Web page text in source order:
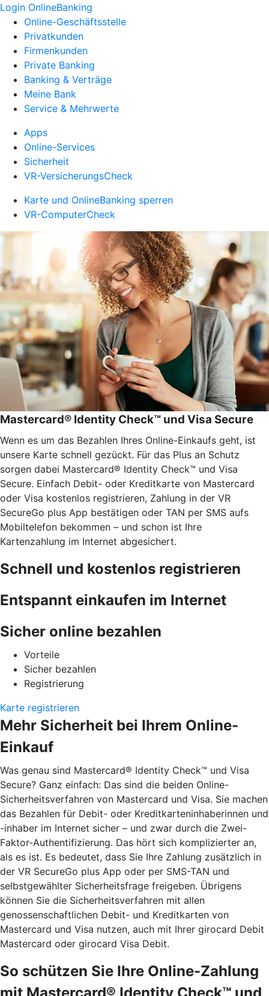
Login OnlineBanking
Online-Geschäftsstelle
Privatkunden
Firmenkunden
Private Banking
Banking & Verträge
Meine Bank
Service & Mehrwerte
Apps
Online-Services
Sicherheit
VR-VersicherungsCheck
Karte und OnlineBanking sperren
VR-ComputerCheck
Mastercard® Identity Check™ und Visa Secure
Wenn es um das Bezahlen Ihres Online-Einkaufs geht, ist
unsere Karte schnell gezückt. Für das Plus an Schutz
sorgen dabei Mastercard® Identity Check™ und Visa
Secure. Einfach Debit- oder Kreditkarte von Mastercard
oder Visa kostenlos registrieren, Zahlung in der VR
SecureGo plus App bestätigen oder TAN per SMS aufs
Mobiltelefon bekommen – und schon ist Ihre
Kartenzahlung im Internet abgesichert.
Schnell und kostenlos registrieren
Entspannt einkaufen im Internet
Sicher online bezahlen
Vorteile
Sicher bezahlen
Registrierung
Karte registrieren
Mehr Sicherheit bei Ihrem Online-
Einkauf
Was genau sind Mastercard® Identity Check™ und Visa
Secure? Ganz einfach: Das sind die beiden Online-
Sicherheitsverfahren von Mastercard und Visa. Sie machen
das Bezahlen für Debit- oder Kreditkarteninhaberinnen und
-inhaber im Internet sicher – und zwar durch die Zwei-
Faktor-Authentifizierung. Das hört sich komplizierter an,
als es ist. Es bedeutet, dass Sie Ihre Zahlung zusätzlich in
der VR SecureGo plus App oder per SMS-TAN und
selbstgewählter Sicherheitsfrage freigeben. Übrigens
können Sie die Sicherheitsverfahren mit allen
genossenschaftlichen Debit- und Kreditkarten von
Mastercard und Visa nutzen, auch mit Ihrer girocard Debit
Mastercard oder girocard Visa Debit.
So schützen Sie Ihre Online-Zahlung
mit Mastercard® Identity Check™ und